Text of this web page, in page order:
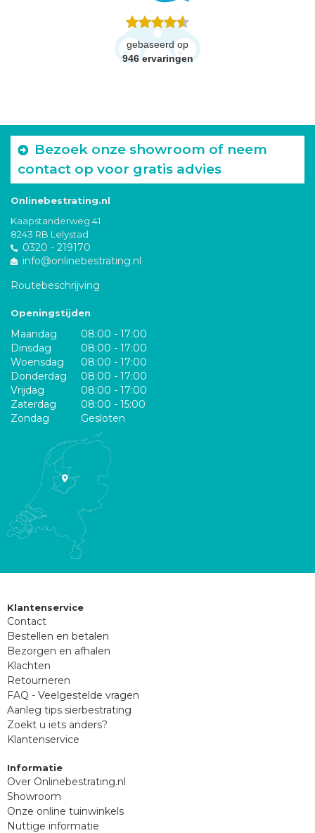
gebaseerd op
946 ervaringen
Bezoek onze showroom of neem
contact op voor gratis advies
Onlinebestrating.nl
Kaapstanderweg 41
8243 RB Lelystad
0320 - 219170
info@onlinebestrating.nl
Routebeschrijving
Openingstijden
Maandag
08:00 - 17:00
Dinsdag
08:00 - 17:00
Woensdag
08:00 - 17:00
Donderdag
08:00 - 17:00
Vrijdag
08:00 - 17:00
Zaterdag
08:00 - 15:00
Zondag
Gesloten
Klantenservice
Contact
Bestellen en betalen
Bezorgen en afhalen
Klachten
Retourneren
FAQ - Veelgestelde vragen
Aanleg tips sierbestrating
Zoekt u iets anders?
Klantenservice
Informatie
Over Onlinebestrating.nl
Showroom
Onze online tuinwinkels
Nuttige informatie